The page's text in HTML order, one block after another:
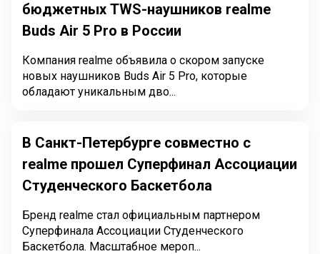
бюджетных TWS-наушников realme
Buds Air 5 Pro в России
Компания realme объявила о скором запуске
новых наушников Buds Air 5 Pro, которые
обладают уникальным дво...
В Санкт-Петербурге совместно с
realme прошел Суперфинал Ассоциации
Студенческого Баскетбола
Бренд realme стал официальным партнером
Суперфинала Ассоциации Студенческого
Баскетбола. Масштабное мероп...